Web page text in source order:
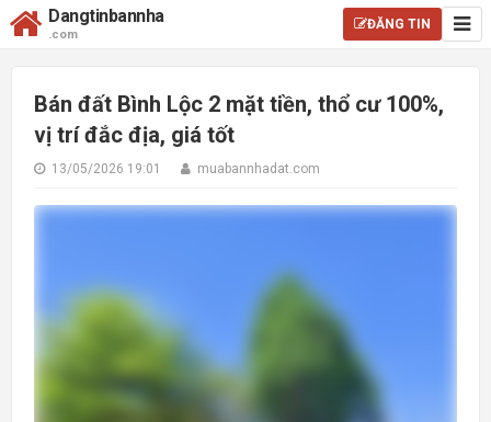
Dangtinbannha
.com
ĐĂNG TIN
Bán đất Bình Lộc 2 mặt tiền, thổ cư 100%,
vị trí đắc địa, giá tốt
13/05/2026 19:01 muabannhadat.com